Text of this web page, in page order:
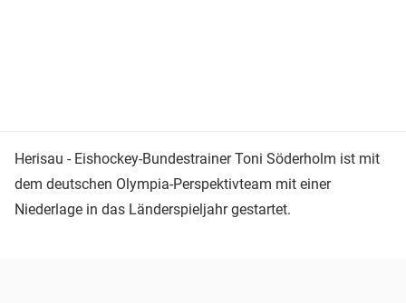
Herisau - Eishockey-Bundestrainer Toni Söderholm ist mit
dem deutschen Olympia-Perspektivteam mit einer
Niederlage in das Länderspieljahr gestartet.